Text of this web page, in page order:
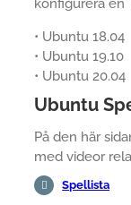
konfigurera en
• Ubuntu 18.04
• Ubuntu 19.10
• Ubuntu 20.04
Ubuntu
På den här
med videor
Spellista